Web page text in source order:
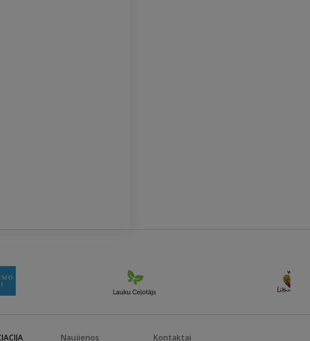
Naujienos Kontaktai